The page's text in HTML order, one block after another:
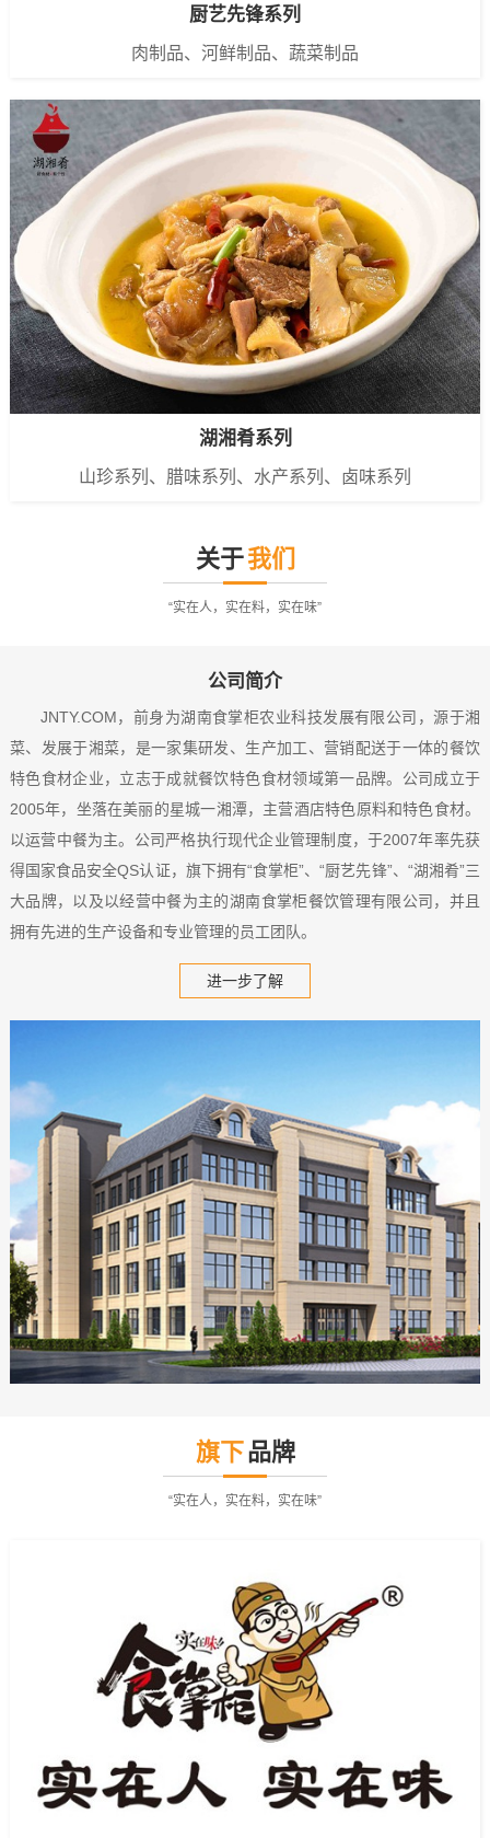
厨艺先锋系列
肉制品、河鲜制品、蔬菜制品
湖湘肴系列
山珍系列、腊味系列、水产系列、卤味系列
关于我们
“实在人，实在料，实在味”
公司简介
JNTY.COM，前身为湖南食掌柜农业科技发展有限公司，源于湘
菜、发展于湘菜，是一家集研发、生产加工、营销配送于一体的餐饮
特色食材企业，立志于成就餐饮特色食材领域第一品牌。公司成立于
2005年，坐落在美丽的星城一湘潭，主营酒店特色原料和特色食材。
以运营中餐为主。公司严格执行现代企业管理制度，于2007年率先获
得国家食品安全QS认证，旗下拥有“食掌柜”、“厨艺先锋”、“湖湘肴”三
大品牌，以及以经营中餐为主的湖南食掌柜餐饮管理有限公司，并且
拥有先进的生产设备和专业管理的员工团队。
进一步了解
旗下品牌
“实在人，实在料，实在味”